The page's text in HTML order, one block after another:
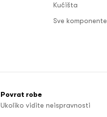
Kućišta
Sve komponente
Povrat robe
Ukoliko vidite neispravnosti